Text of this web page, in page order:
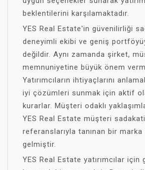
beklentilerini karşılamaktadır.
YES Real Estate'in güvenilirliği
deneyimli ekibi ve geniş
değildir. Aynı zamanda şirket,
memnuniyetine büyük önem
Yatırımcıların ihtiyaçlarını
iyi çözümleri sunmak için aktif
kurarlar. Müşteri odaklı
YES Real Estate müşteri
referanslarıyla tanınan bir marka
gelmiştir.
YES Real Estate yatırımcılar için